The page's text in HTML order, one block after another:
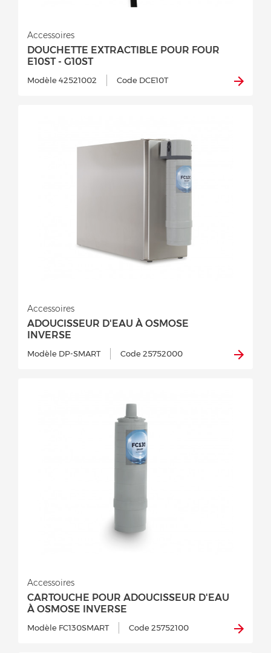
DOUCHETTE EXTRACTIBLE POUR FOUR
E10ST - G10ST
Accessoires
Modèle 42521002 Code DCE10T
ADOUCISSEUR D'EAU À OSMOSE
INVERSE
Accessoires
Modèle DP-SMART Code 25752000
CARTOUCHE POUR ADOUCISSEUR D'EAU
À OSMOSE INVERSE
Accessoires
Modèle FC130SMART Code 25752100